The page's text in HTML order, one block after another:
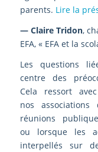
parents. Lire la
— Claire Tridon,
EFA, « EFA et la
Les questions
centre des
Cela ressort
nos associations
réunions
ou lorsque les
interpellés sur